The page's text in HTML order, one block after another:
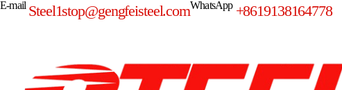
E-mail Steel1stop@gengfeisteel.comWhatsApp +8619138164778